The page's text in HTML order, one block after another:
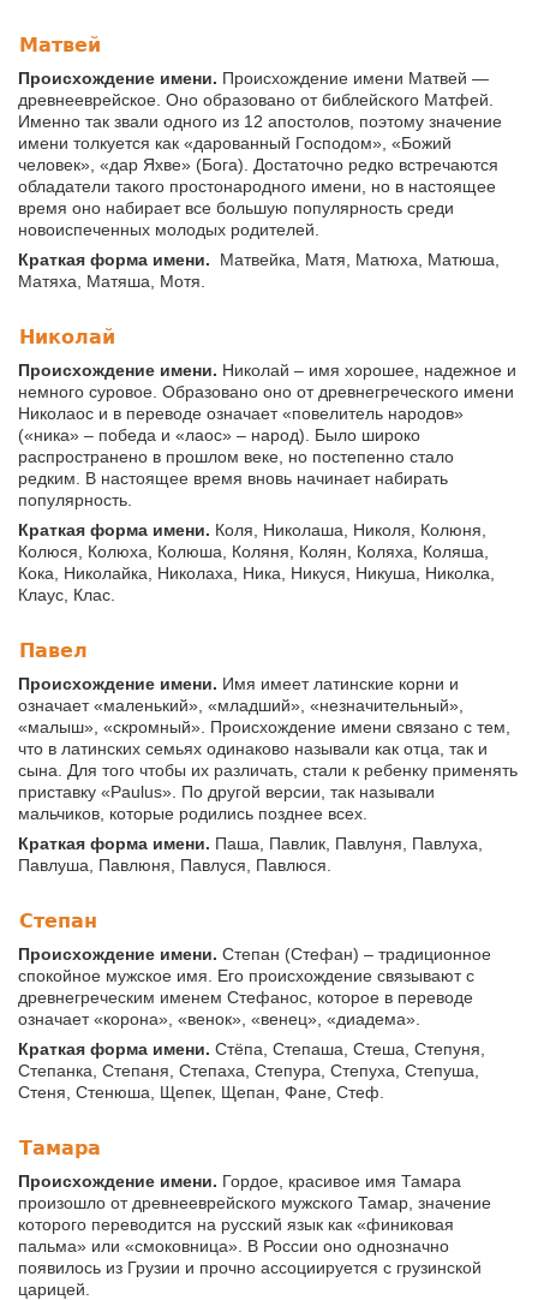
Матвей
Происхождение имени. Происхождение имени Матвей —
древнееврейское. Оно образовано от библейского Матфей.
Именно так звали одного из 12 апостолов, поэтому значение
имени толкуется как «дарованный Господом», «Божий
человек», «дар Яхве» (Бога). Достаточно редко встречаются
обладатели такого простонародного имени, но в настоящее
время оно набирает все большую популярность среди
новоиспеченных молодых родителей.
Краткая форма имени. Матвейка, Матя, Матюха, Матюша,
Матяха, Матяша, Мотя.
Николай
Происхождение имени. Николай – имя хорошее, надежное и
немного суровое. Образовано оно от древнегреческого имени
Николаос и в переводе означает «повелитель народов»
(«ника» – победа и «лаос» – народ). Было широко
распространено в прошлом веке, но постепенно стало
редким. В настоящее время вновь начинает набирать
популярность.
Краткая форма имени. Коля, Николаша, Николя, Колюня,
Колюся, Колюха, Колюша, Коляня, Колян, Коляха, Коляша,
Кока, Николайка, Николаха, Ника, Никуся, Никуша, Николка,
Клаус, Клас.
Павел
Происхождение имени. Имя имеет латинские корни и
означает «маленький», «младший», «незначительный»,
«малыш», «скромный». Происхождение имени связано с тем,
что в латинских семьях одинаково называли как отца, так и
сына. Для того чтобы их различать, стали к ребенку применять
приставку «Paulus». По другой версии, так называли
мальчиков, которые родились позднее всех.
Краткая форма имени. Паша, Павлик, Павлуня, Павлуха,
Павлуша, Павлюня, Павлуся, Павлюся.
Степан
Происхождение имени. Степан (Стефан) – традиционное
спокойное мужское имя. Его происхождение связывают с
древнегреческим именем Стефанос, которое в переводе
означает «корона», «венок», «венец», «диадема».
Краткая форма имени. Стёпа, Степаша, Стеша, Степуня,
Степанка, Степаня, Степаха, Степура, Степуха, Степуша,
Стеня, Стенюша, Щепек, Щепан, Фане, Стеф.
Тамара
Происхождение имени. Гордое, красивое имя Тамара
произошло от древнееврейского мужского Тамар, значение
которого переводится на русский язык как «финиковая
пальма» или «смоковница». В России оно однозначно
появилось из Грузии и прочно ассоциируется с грузинской
царицей.